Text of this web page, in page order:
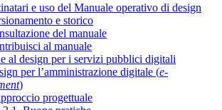
e uso del Manuale operativo di design
e storico
del manuale
al manuale
al design per i servizi pubblici digitali
per l’amministrazione digitale (e-
)
progettuale